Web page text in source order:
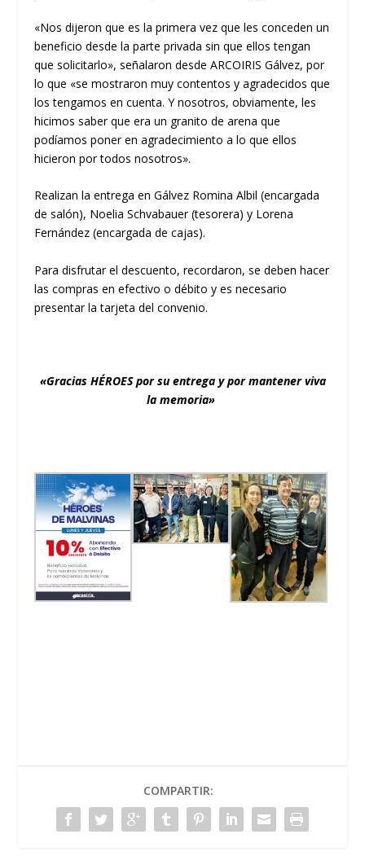
«Nos dijeron que es la primera vez que les conceden un
beneficio desde la parte privada sin que ellos tengan
que solicitarlo», señalaron desde ARCOIRIS Gálvez, por
lo que «se mostraron muy contentos y agradecidos que
los tengamos en cuenta. Y nosotros, obviamente, les
hicimos saber que era un granito de arena que
podíamos poner en agradecimiento a lo que ellos
hicieron por todos nosotros».
Realizan la entrega en Gálvez Romina Albil (encargada
de salón), Noelia Schvabauer (tesorera) y Lorena
Fernández (encargada de cajas).
Para disfrutar el descuento, recordaron, se deben hacer
las compras en efectivo o débito y es necesario
presentar la tarjeta del convenio.
«Gracias HÉROES por su entrega y por mantener viva
la memoria»
COMPARTIR: